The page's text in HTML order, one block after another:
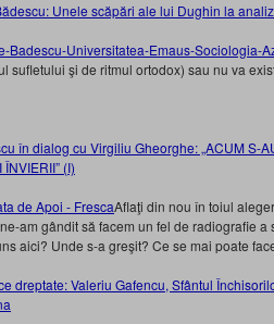
Unele scăpări ale lui Dughin la
sufletului şi de ritmul ortodox) sau nu va
în dialog cu Virgiliu Gheorghe: „ACUM S-
(I)
Aflaţi din nou în toiul
am gândit să facem un fel de radiografie
aici? Unde s-a greşit? Ce se mai poate
dreptate: Valeriu Gafencu, Sfântul